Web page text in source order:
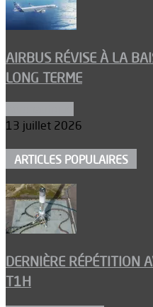
AIRBUS RÉVISE À LA
LONG TERME
13 juillet 2026
ARTICLES POPULAIRES
DERNIÈRE RÉPÉTITION
T1H